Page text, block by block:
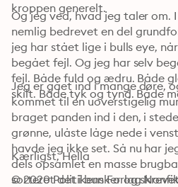
kroppen generelt.
Og jeg ved, hvad jeg taler om.
nemlig bedrevet en del
jeg har stået lige i bulls eye,
begået fejl. Og jeg har selv
fejl. Både fuld og ædru. Både
skilt. Både tyk og tynd. Både
Jeg er gået ind i mange døre,
kommet til en uoverstigelig
braget panden ind i den, i
grønne, ulåste låge nede i
havde jeg ikke set. Så nu har
dels opsamlet en masse
sorteret det i bunker og
Kærligst, Hella
© 2020 Politikens Forlag